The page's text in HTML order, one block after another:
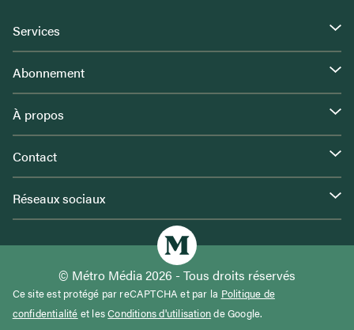
Services
Abonnement
À propos
Contact
Réseaux sociaux
© Métro Média 2026 - Tous droits réservés
Ce site est protégé par reCAPTCHA et par la Politique de
confidentialité et lesConditions d'utilisationde Google.